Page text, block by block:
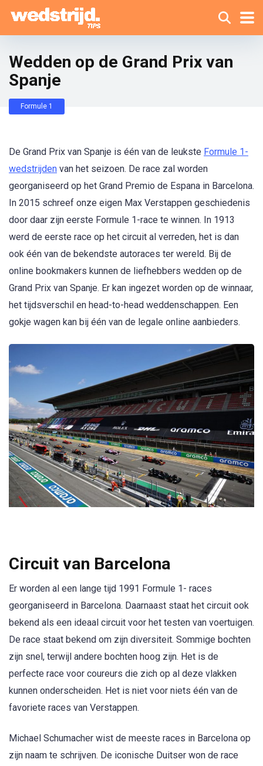
Wedden op de Grand Prix van
Spanje
Formule 1
De Grand Prix van Spanje is één van de leukste Formule 1-
wedstrijden van het seizoen. De race zal worden
georganiseerd op het Grand Premio de Espana in Barcelona.
In 2015 schreef onze eigen Max Verstappen geschiedenis
door daar zijn eerste Formule 1-race te winnen. In 1913
werd de eerste race op het circuit al verreden, het is dan
ook één van de bekendste autoraces ter wereld. Bij de
online bookmakers kunnen de liefhebbers wedden op de
Grand Prix van Spanje. Er kan ingezet worden op de winnaar,
het tijdsverschil en head-to-head weddenschappen. Een
gokje wagen kan bij één van de legale online aanbieders.
Circuit van Barcelona
Er worden al een lange tijd 1991 Formule 1- races
georganiseerd in Barcelona. Daarnaast staat het circuit ook
bekend als een ideaal circuit voor het testen van voertuigen.
De race staat bekend om zijn diversiteit. Sommige bochten
zijn snel, terwijl andere bochten hoog zijn. Het is de
perfecte race voor coureurs die zich op al deze vlakken
kunnen onderscheiden. Het is niet voor niets één van de
favoriete races van Verstappen.
Michael Schumacher wist de meeste races in Barcelona op
zijn naam te schrijven. De iconische Duitser won de race